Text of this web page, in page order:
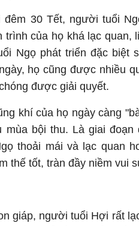
30 Tết, người tuổi
trình của họ khá lạc quan,
Ngọ phát triển đặc biệt
họ cũng được nhiều
được giải quyết.
khí của họ ngày càng
mùa bội thu. Là giai đoạn
thoải mái và lạc quan
thế tốt, tràn đầy niềm vui
giáp, người tuổi Hợi rất